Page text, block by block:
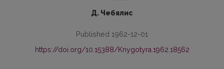
Д. Чебялис
Published 1962-12-01
https://doi.org/10.15388/Knygotyra.1962.18562